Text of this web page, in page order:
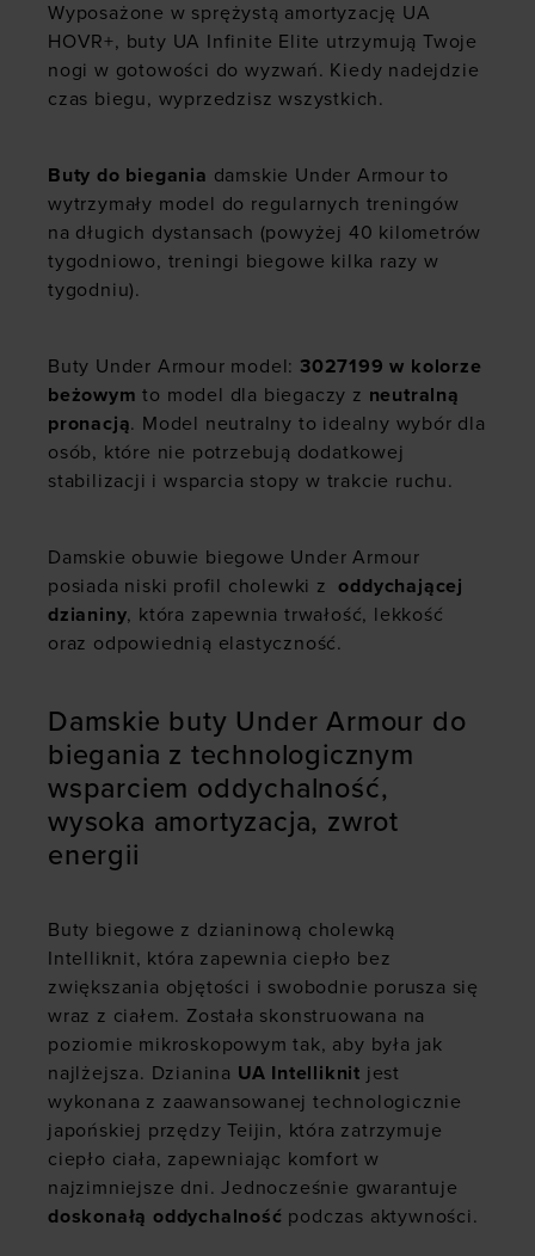
Wyposażone w sprężystą amortyzację UA
HOVR+, buty UA Infinite Elite utrzymują Twoje
nogi w gotowości do wyzwań. Kiedy nadejdzie
czas biegu, wyprzedzisz wszystkich.
Buty do biegania damskie Under Armour to
wytrzymały model do regularnych treningów
na długich dystansach (powyżej 40 kilometrów
tygodniowo, treningi biegowe kilka razy w
tygodniu).
Buty Under Armour model: 3027199 w kolorze
beżowym to model dla biegaczy z neutralną
pronacją. Model neutralny to idealny wybór dla
osób, które nie potrzebują dodatkowej
stabilizacji i wsparcia stopy w trakcie ruchu.
Damskie obuwie biegowe Under Armour
posiada niski profil cholewki zoddychającej
dzianiny, która zapewnia trwałość, lekkość
oraz odpowiednią elastyczność.
Damskie buty Under Armour do
biegania z technologicznym
wsparciem oddychalność,
wysoka amortyzacja, zwrot
energii
Buty biegowe z dzianinową cholewką
Intelliknit, która zapewnia ciepło bez
zwiększania objętości i swobodnie porusza się
wraz z ciałem. Została skonstruowana na
poziomie mikroskopowym tak, aby była jak
najlżejsza. Dzianina UA Intelliknit jest
wykonana z zaawansowanej technologicznie
japońskiej przędzy Teijin, która zatrzymuje
ciepło ciała, zapewniając komfort w
najzimniejsze dni. Jednocześnie gwarantuje
doskonałą oddychalność podczas aktywności.